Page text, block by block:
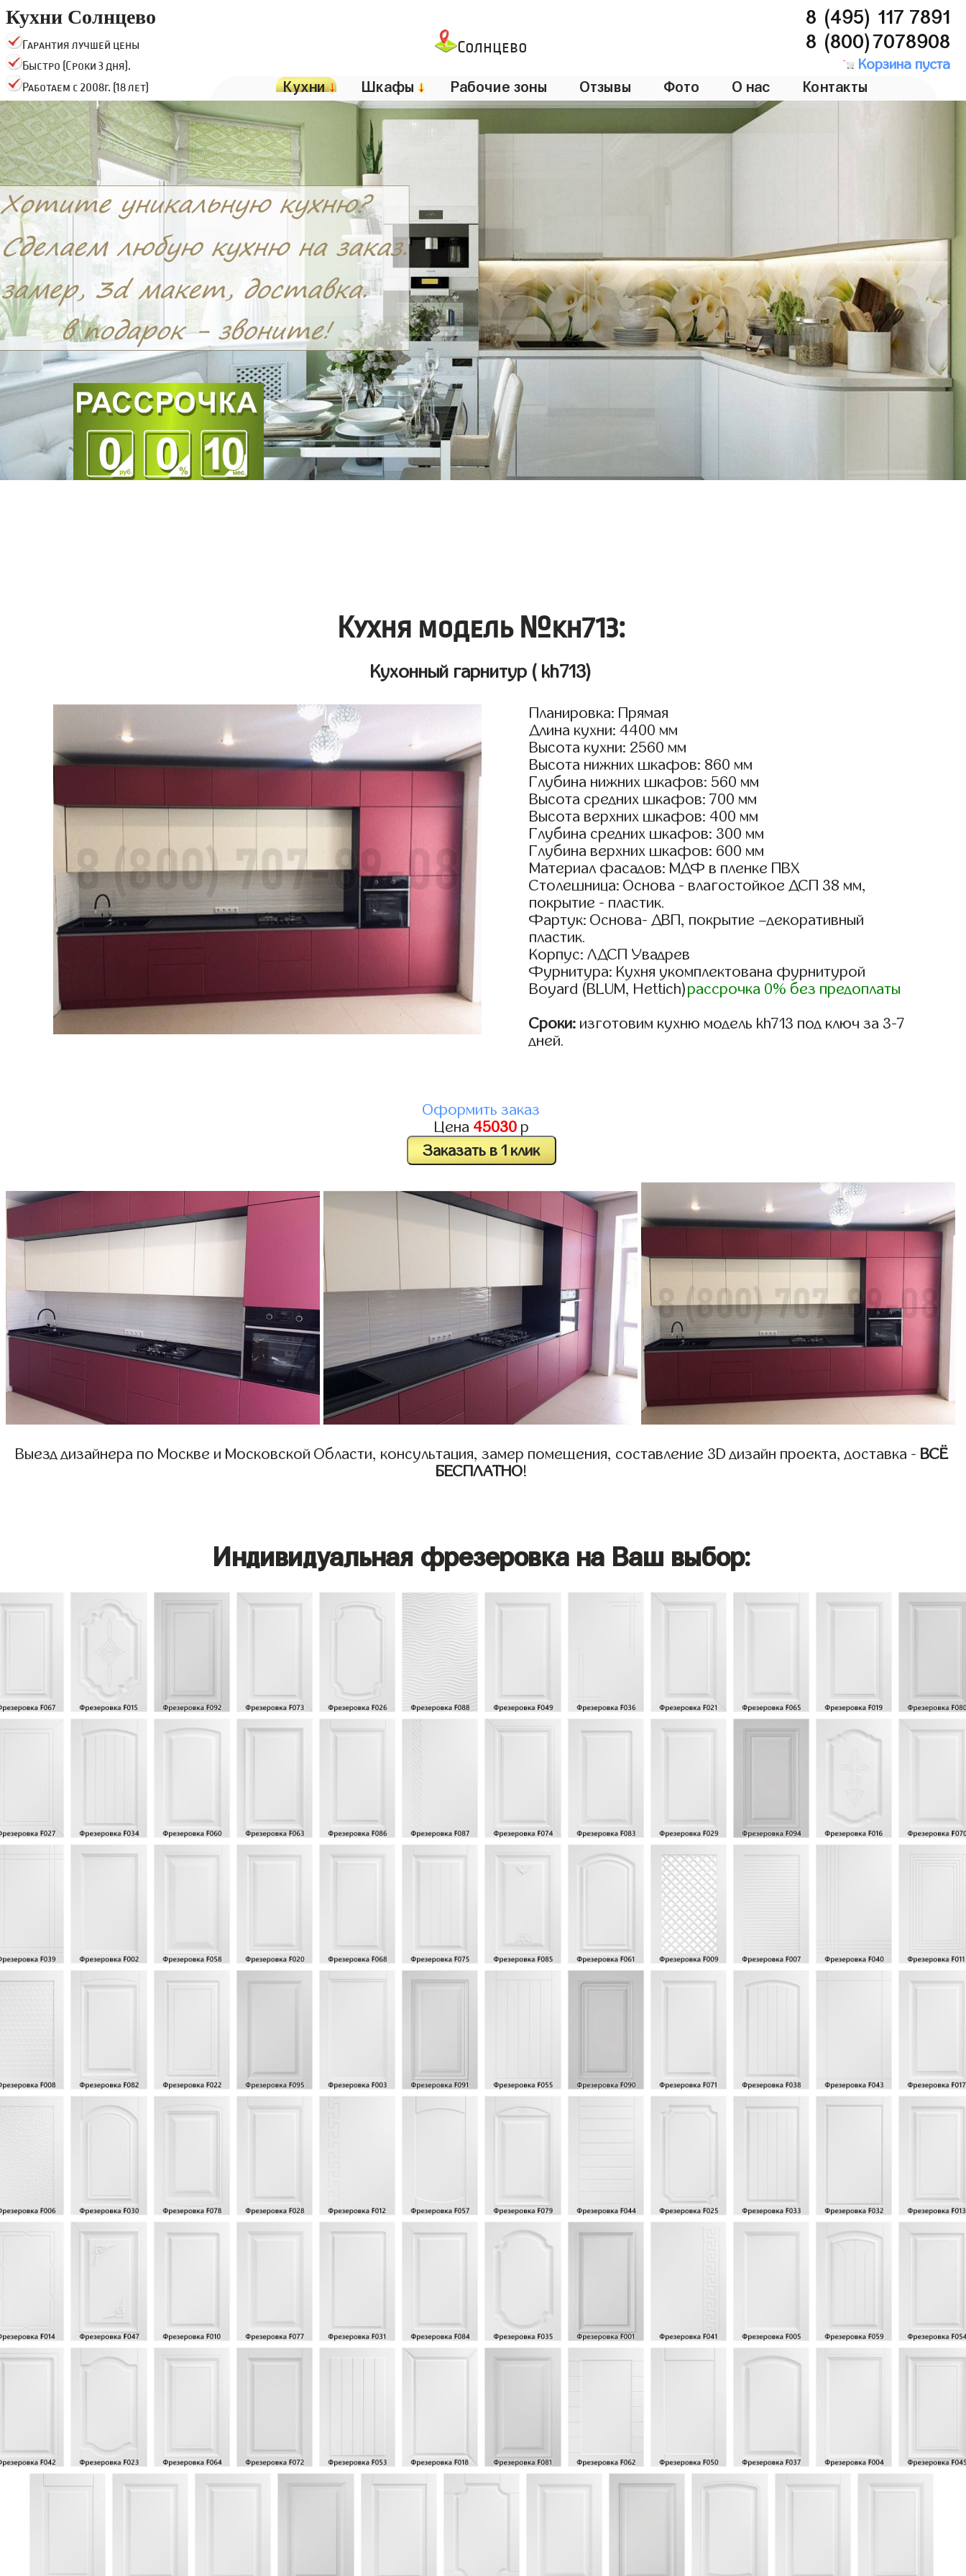
Кухни Солнцево
Гарантия лучшей цены
Быстро (Сроки 3 дня).
Работаем с 2008г. (18 лет)
Солнцево
8 (495) 117 7891
8 (800)7078908
Корзина пуста
Кухни↓ Шкафы ↓ Рабочие зоны Отзывы Фото О нас Контакты
Кухня модель №kh713:
Кухонный гарнитур ( kh713)
Планировка: Прямая
Длина кухни: 4400 мм
Высота кухни: 2560 мм
Высота нижних шкафов: 860 мм
Глубина нижних шкафов: 560 мм
Высота средних шкафов: 700 мм
Высота верхних шкафов: 400 мм
Глубина средних шкафов: 300 мм
Глубина верхних шкафов: 600 мм
Материал фасадов: МДФ в пленке ПВХ
Столешница: Основа - влагостойкое ДСП 38 мм,
покрытие - пластик.
Фартук: Основа- ДВП, покрытие –декоративный
пластик.
Корпус: ЛДСП Увадрев
Фурнитура: Кухня укомплектована фурнитурой
Boyard (BLUM, Hettich)рассрочка 0% без предоплаты
Сроки: изготовим кухню модель kh713 под ключ за 3-7
дней.
Оформить заказ
Цена 45030р
Заказать в 1 клик
Выезд дизайнера по Москве и Московской Области, консультация, замер помещения, составление 3D дизайн проекта, доставка - ВСЁ
БЕСПЛАТНО!
Индивидуальная фрезеровка на Ваш выбор: